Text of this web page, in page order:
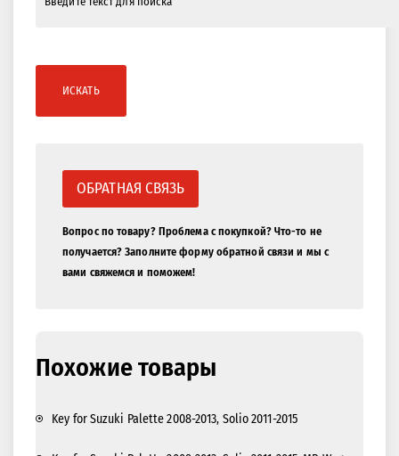
ИСКАТЬ
ОБРАТНАЯ СВЯЗЬ
Вопрос по товару? Проблема с покупкой? Что-то не
получается? Заполните форму обратной связи и мы с
вами свяжемся и поможем!
Похожие товары
Key for Suzuki Palette 2008-2013, Solio 2011-2015